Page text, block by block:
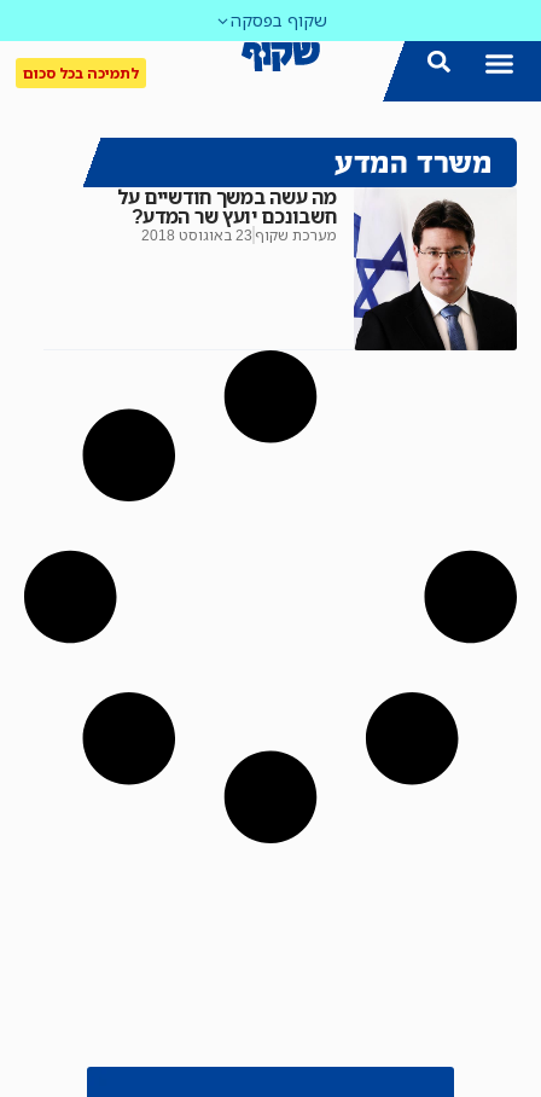
שקוף בפסקה
לתמיכה בכל סכום
משרד המדע
מה עשה במשך חודשיים על
חשבונכם יועץ שר המדע?
מערכת שקוף 23 באוגוסט 2018